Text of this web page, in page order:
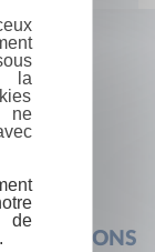
QUESTIONS
la
ne